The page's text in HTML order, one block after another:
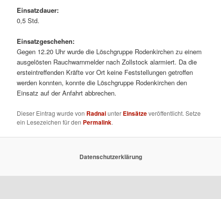
Einsatzdauer:
0,5 Std.
Einsatzgeschehen:
Gegen 12.20 Uhr wurde die Löschgruppe Rodenkirchen zu einem
ausgelösten Rauchwarnmelder nach Zollstock alarmiert. Da die
ersteintreffenden Kräfte vor Ort keine Feststellungen getroffen
werden konnten, konnte die Löschgruppe Rodenkirchen den
Einsatz auf der Anfahrt abbrechen.
Dieser Eintrag wurde von Radnaiunter Einsätzeveröffentlicht. Setze
ein Lesezeichen für den Permalink.
Datenschutzerklärung